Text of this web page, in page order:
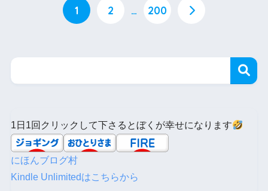
1 2 … 200
1日1回クリックして下さるとぼくが幸せになります
にほんブログ村
Kindle Unlimitedはこちらから